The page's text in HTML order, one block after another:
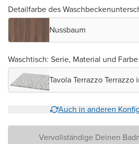
Detailfarbe des
Nussbaum
Waschtisch: Serie, Material und Farbe
Tavola Terrazzo Terrazzo
Auch in anderen
Vervollständige Deinen